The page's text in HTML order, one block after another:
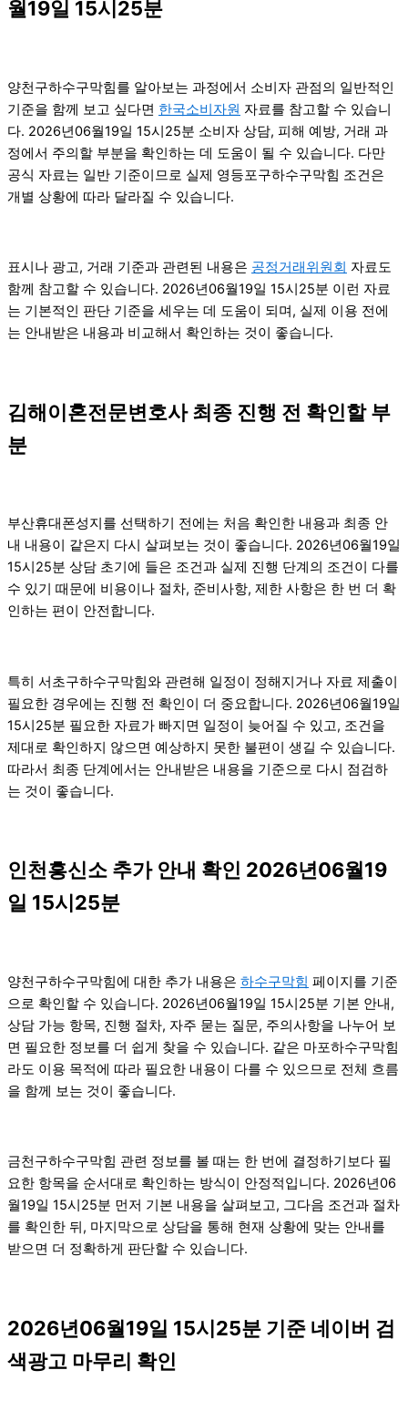
월19일 15시25분
양천구하수구막힘를 알아보는 과정에서 소비자 관점의 일반적인
기준을 함께 보고 싶다면 한국소비자원 자료를 참고할 수 있습니
다. 2026년06월19일 15시25분 소비자 상담, 피해 예방, 거래 과
정에서 주의할 부분을 확인하는 데 도움이 될 수 있습니다. 다만
공식 자료는 일반 기준이므로 실제 영등포구하수구막힘 조건은
개별 상황에 따라 달라질 수 있습니다.
표시나 광고, 거래 기준과 관련된 내용은 공정거래위원회 자료도
함께 참고할 수 있습니다. 2026년06월19일 15시25분 이런 자료
는 기본적인 판단 기준을 세우는 데 도움이 되며, 실제 이용 전에
는 안내받은 내용과 비교해서 확인하는 것이 좋습니다.
김해이혼전문변호사 최종 진행 전 확인할 부
분
부산휴대폰성지를 선택하기 전에는 처음 확인한 내용과 최종 안
내 내용이 같은지 다시 살펴보는 것이 좋습니다. 2026년06월19일
15시25분 상담 초기에 들은 조건과 실제 진행 단계의 조건이 다를
수 있기 때문에 비용이나 절차, 준비사항, 제한 사항은 한 번 더 확
인하는 편이 안전합니다.
특히 서초구하수구막힘와 관련해 일정이 정해지거나 자료 제출이
필요한 경우에는 진행 전 확인이 더 중요합니다. 2026년06월19일
15시25분 필요한 자료가 빠지면 일정이 늦어질 수 있고, 조건을
제대로 확인하지 않으면 예상하지 못한 불편이 생길 수 있습니다.
따라서 최종 단계에서는 안내받은 내용을 기준으로 다시 점검하
는 것이 좋습니다.
인천흥신소 추가 안내 확인 2026년06월19
일 15시25분
양천구하수구막힘에 대한 추가 내용은 하수구막힘 페이지를 기준
으로 확인할 수 있습니다. 2026년06월19일 15시25분 기본 안내,
상담 가능 항목, 진행 절차, 자주 묻는 질문, 주의사항을 나누어 보
면 필요한 정보를 더 쉽게 찾을 수 있습니다. 같은 마포하수구막힘
라도 이용 목적에 따라 필요한 내용이 다를 수 있으므로 전체 흐름
을 함께 보는 것이 좋습니다.
금천구하수구막힘 관련 정보를 볼 때는 한 번에 결정하기보다 필
요한 항목을 순서대로 확인하는 방식이 안정적입니다. 2026년06
월19일 15시25분 먼저 기본 내용을 살펴보고, 그다음 조건과 절차
를 확인한 뒤, 마지막으로 상담을 통해 현재 상황에 맞는 안내를
받으면 더 정확하게 판단할 수 있습니다.
2026년06월19일 15시25분 기준 네이버 검
색광고 마무리 확인